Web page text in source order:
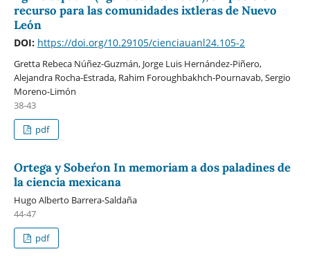
recurso para las comunidades ixtleras de Nuevo
León
DOI: https://doi.org/10.29105/cienciauanl24.105-2
Gretta Rebeca Núñez-Guzmán, Jorge Luis Hernández-Piñero,
Alejandra Rocha-Estrada, Rahim Foroughbakhch-Pournavab, Sergio
Moreno-Limón
38-43
pdf
Ortega y Sober´on In memoriam a dos paladines de
la ciencia mexicana
Hugo Alberto Barrera-Saldaña
44-47
pdf